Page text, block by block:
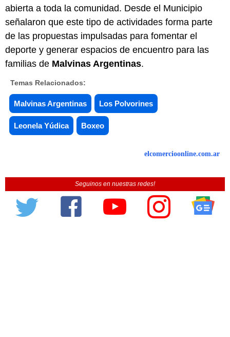
abierta a toda la comunidad. Desde el Municipio
señalaron que este tipo de actividades forma parte
de las propuestas impulsadas para fomentar el
deporte y generar espacios de encuentro para las
familias de Malvinas Argentinas.
Temas Relacionados:
Malvinas Argentinas Los Polvorines
Leonela Yúdica Boxeo
elcomercioonline.com.ar
Seguinos en nuestras redes!